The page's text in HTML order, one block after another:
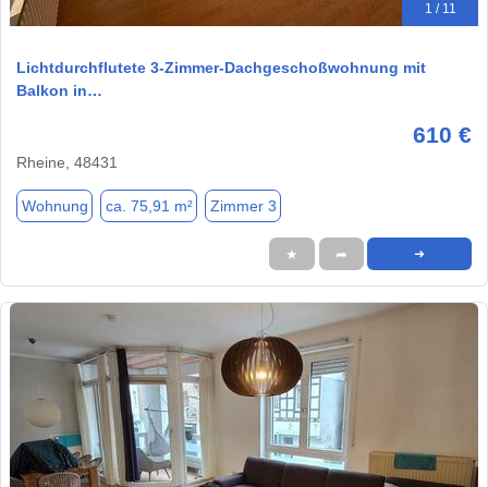
1 / 11
Lichtdurchflutete 3-Zimmer-Dachgeschoßwohnung mit
Balkon in…
610 €
Rheine, 48431
Wohnung ca. 75,91 m² Zimmer 3
★ ➦ ➜